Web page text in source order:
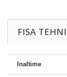
FISA
Inaltime